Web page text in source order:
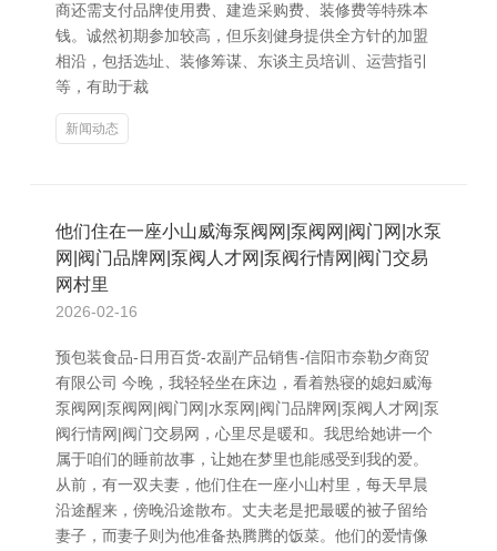
商还需支付品牌使用费、建造采购费、装修费等特殊本
钱。诚然初期参加较高，但乐刻健身提供全方针的加盟
相沿，包括选址、装修筹谋、东谈主员培训、运营指引
等，有助于裁
新闻动态
他们住在一座小山威海泵阀网|泵阀网|阀门网|水泵
网|阀门品牌网|泵阀人才网|泵阀行情网|阀门交易
网村里
2026-02-16
预包装食品-日用百货-农副产品销售-信阳市奈勒夕商贸
有限公司 今晚，我轻轻坐在床边，看着熟寝的媳妇威海
泵阀网|泵阀网|阀门网|水泵网|阀门品牌网|泵阀人才网|泵
阀行情网|阀门交易网，心里尽是暖和。我思给她讲一个
属于咱们的睡前故事，让她在梦里也能感受到我的爱。
从前，有一双夫妻，他们住在一座小山村里，每天早晨
沿途醒来，傍晚沿途散布。丈夫老是把最暖的被子留给
妻子，而妻子则为他准备热腾腾的饭菜。他们的爱情像